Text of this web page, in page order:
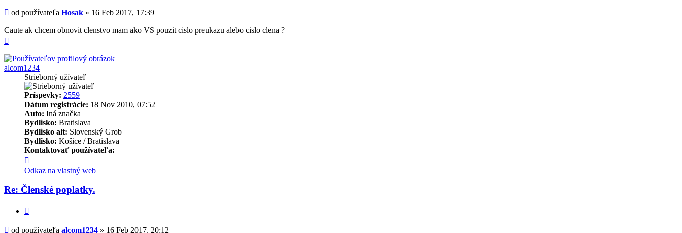
Príspevok
od používateľa Hosak » 16 Feb 2017, 17:39
Caute ak chcem obnovit clenstvo mam ako VS pouzit cislo preukazu alebo cislo clena ?
alcom1234
Strieborný užívateľ
Príspevky: 2559
Dátum registrácie: 18 Nov 2010, 07:52
Auto: Iná značka
Bydlisko: Bratislava
Bydlisko alt: Slovenský Grob
Bydlisko: Košice / Bratislava
Kontaktovať používateľa:
informácie
používateľa
-
alcom1234
Odkaz na vlastný web
Re: Členské poplatky.
Príspevok
od používateľa alcom1234 » 16 Feb 2017, 20:12